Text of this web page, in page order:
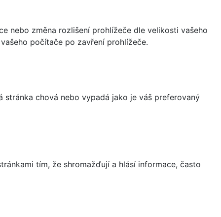
nebo změna rozlišení prohlížeče dle velikosti vašeho
počítače po zavření prohlížeče.
chová nebo vypadá jako je váš preferovaný
tím, že shromažďují a hlásí informace, často